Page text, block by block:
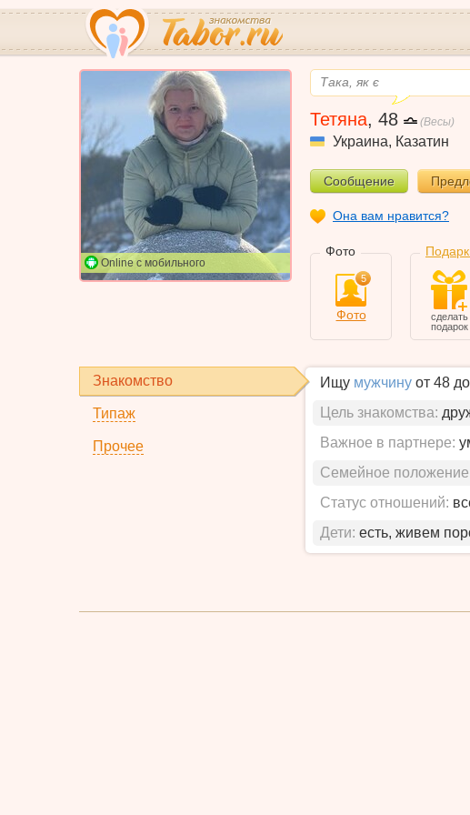
Така, як є
Online с мобильного
Тетяна, 48 (Весы)
Украина, Казатин
Сообщение
Она вам нравится?
Фото
5
Фото
сделать
подарок
Знакомство
Типаж
Прочее
Ищу мужчину от 48
Цель знакомства:
Важное в партнере:
Семейное
Статус отношений:
Дети: есть, живем